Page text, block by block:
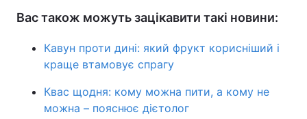
Вас також можуть зацікавити такі новини:
Кавун проти дині: який фрукт корисніший і
краще втамовує спрагу
Квас щодня: кому можна пити, а кому не
можна – пояснює дієтолог